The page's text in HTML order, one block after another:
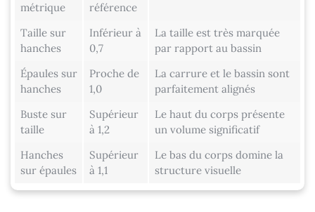
métrique
référence
Taille sur
hanches
Inférieur à
0,7
La taille est très marquée
par rapport au bassin
Épaules sur
hanches
Proche de
1,0
La carrure et le bassin sont
parfaitement alignés
Buste sur
taille
Supérieur
à 1,2
Le haut du corps présente
un volume significatif
Hanches
sur épaules
Supérieur
à 1,1
Le bas du corps domine la
structure visuelle